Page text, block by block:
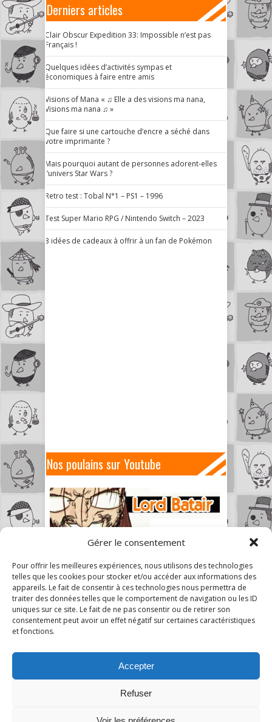
Gérer le consentement
Pour offrir les meilleures expériences, nous utilisons des technologies
telles que les cookies pour stocker et/ou accéder aux informations des
appareils. Le fait de consentir à ces technologies nous permettra de
traiter des données telles que le comportement de navigation ou les ID
uniques sur ce site. Le fait de ne pas consentir ou de retirer son
consentement peut avoir un effet négatif sur certaines caractéristiques
et fonctions.
Accepter
Refuser
Derniers articles
Clair Obscur Expedition 33: Impossible n’est pas
Français !
Quelques idées d’activités sympas et
économiques à faire entre amis
Visions of Mana « ♫ Elle a des visions ma nana,
Visions ma nana ♫ »
Que faire si une cartouche d’encre a séché dans
votre imprimante ?
Mais pourquoi autant de personnes adorent-elles
l’univers Star Wars ?
Retro test : Tobal N°1 – PS1 – 1996
Test Super Mario RPG / Nintendo Switch – 2023
3 idées de cadeaux à offrir à un fan de Pokémon
Nos poulains sur Youtube